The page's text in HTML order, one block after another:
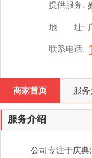
提供服务:
地 址:
联系电话:
商家首页 服务
服务介绍
公司专注于庆典